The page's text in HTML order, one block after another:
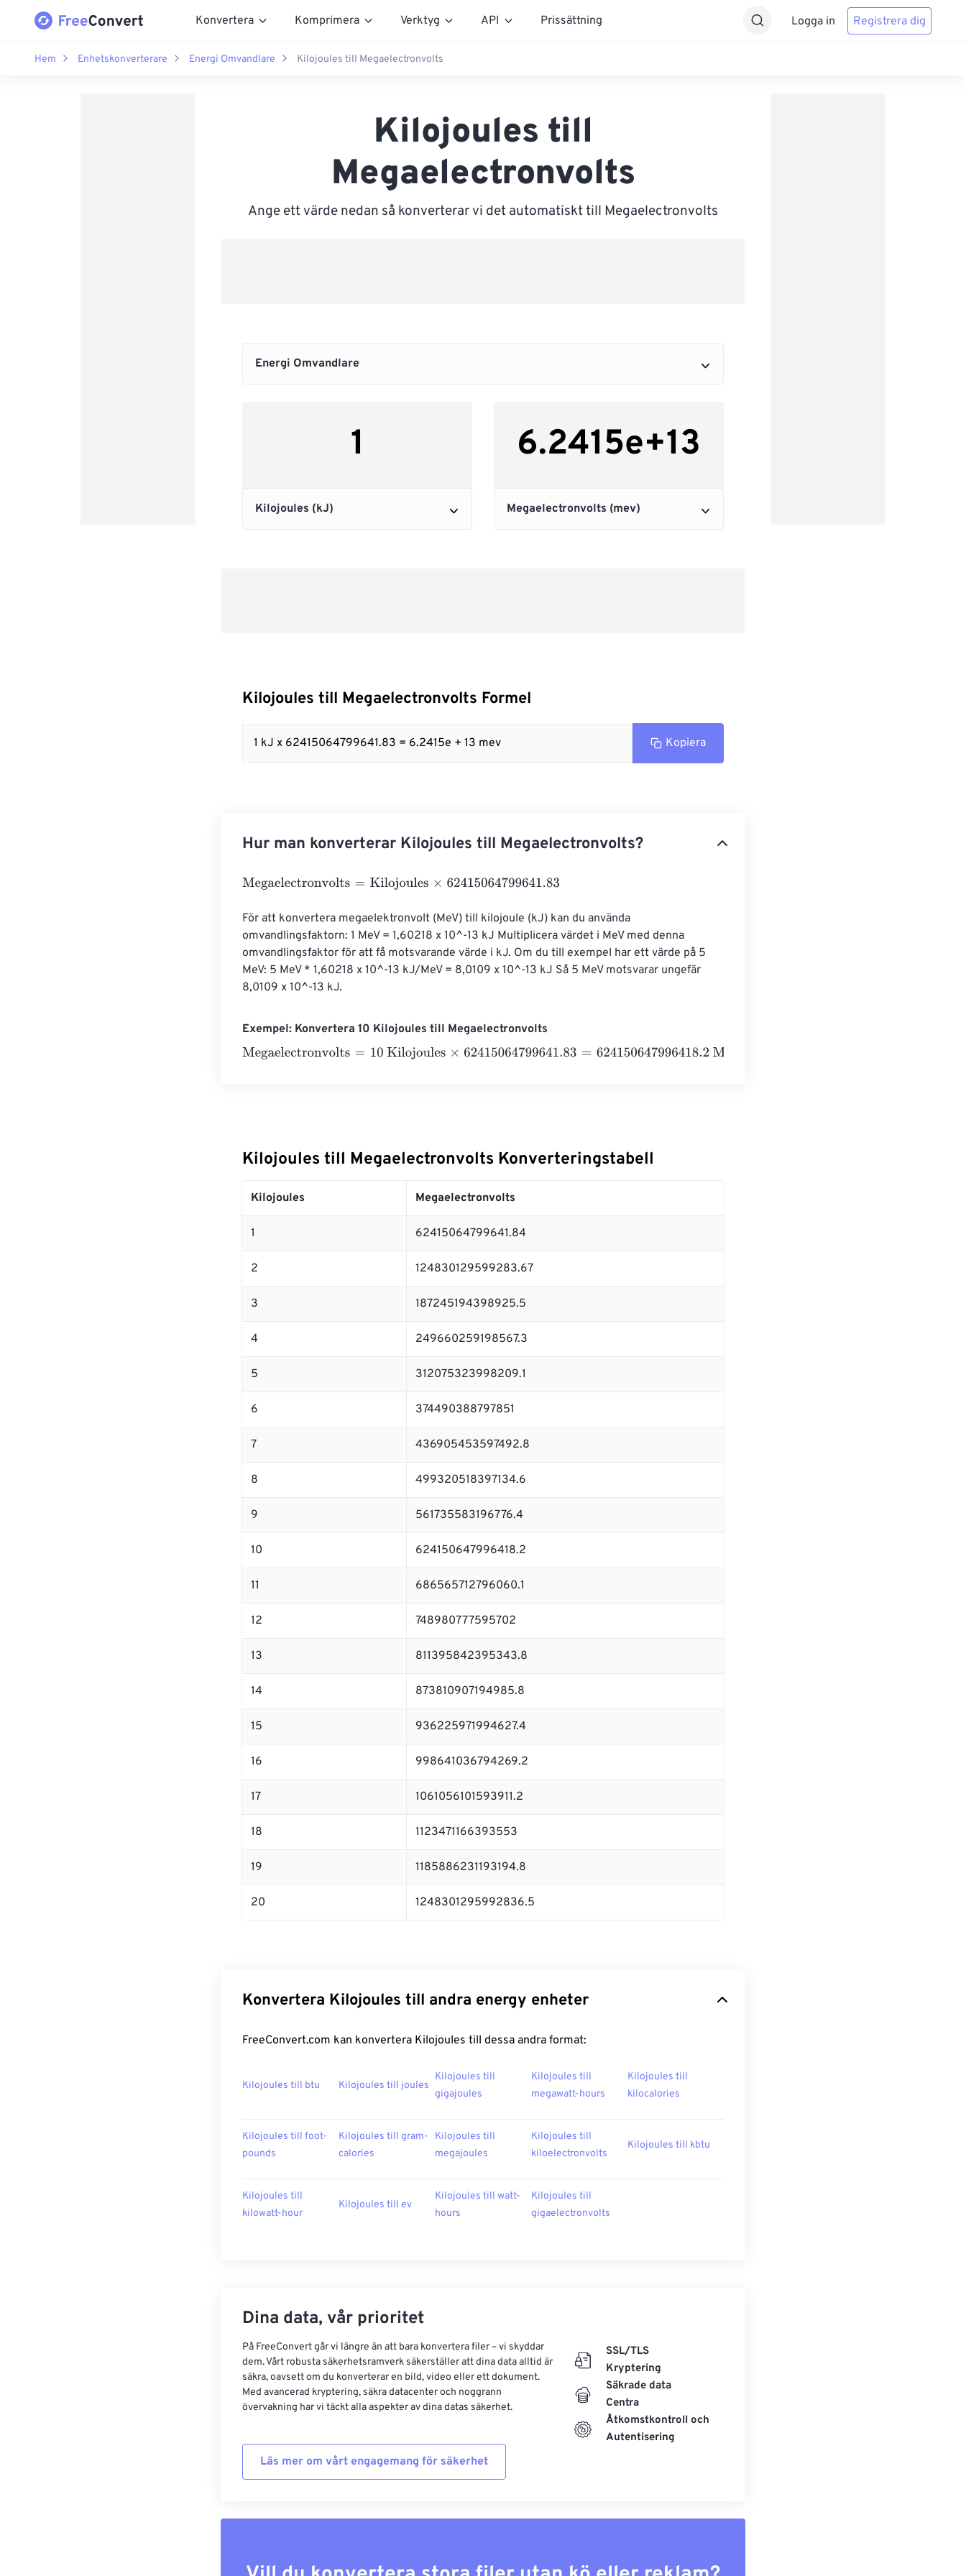
Konvertera Komprimera Verktyg API Prissättning Logga in Registrera dig
Hem Enhetskonverterare Energi Omvandlare Kilojoules till Megaelectronvolts
Kilojoules till
Megaelectronvolts
Ange ett värde nedan så konverterar vi det automatiskt till Megaelectronvolts
Kilojoules till Megaelectronvolts Formel
1 kJ x 62415064799641.83 = 6.2415e + 13 mev Kopiera
Hur man konverterar Kilojoules till Megaelectronvolts?
Megaelectronvolts=Kilojoules×62415064799641.83
För att konvertera megaelektronvolt (MeV) till kilojoule (kJ) kan du använda
omvandlingsfaktorn: 1 MeV = 1,60218 x 10^-13 kJ Multiplicera värdet i MeV med denna
omvandlingsfaktor för att få motsvarande värde i kJ. Om du till exempel har ett värde på 5
MeV: 5 MeV * 1,60218 x 10^-13 kJ/MeV = 8,0109 x 10^-13 kJ Så 5 MeV motsvarar ungefär
8,0109 x 10^-13 kJ.
Exempel: Konvertera 10 Kilojoules till Megaelectronvolts
Megaelectronvolts=10 Kilojoules×62415064799641.83=624150647996418.2 Megaelectronvolts
Kilojoules till Megaelectronvolts Konverteringstabell
Kilojoules Megaelectronvolts
1 62415064799641.84
2 124830129599283.67
3 187245194398925.5
4 249660259198567.3
5 312075323998209.1
6 374490388797851
7 436905453597492.8
8 499320518397134.6
9 561735583196776.4
10 624150647996418.2
11 686565712796060.1
12 748980777595702
13 811395842395343.8
14 873810907194985.8
15 936225971994627.4
16 998641036794269.2
17 1061056101593911.2
18 1123471166393553
19 1185886231193194.8
20 1248301295992836.5
Konvertera Kilojoules till andra energy enheter
FreeConvert.com kan konvertera Kilojoules till dessa andra format:
Kilojoules till btu Kilojoules till joules
Kilojoules till
gigajoules
Kilojoules till
megawatt-hours
Kilojoules till
kilocalories
Kilojoules till foot-
pounds
Kilojoules till gram-
calories
Kilojoules till
megajoules
Kilojoules till
kiloelectronvolts
Kilojoules till kbtu
Kilojoules till
kilowatt-hour
Kilojoules till ev
Kilojoules till watt-
hours
Kilojoules till
gigaelectronvolts
Dina data, vår prioritet
På FreeConvert går vi längre än att bara konvertera filer – vi skyddar
dem. Vårt robusta säkerhetsramverk säkerställer att dina data alltid är
säkra, oavsett om du konverterar en bild, video eller ett dokument.
Med avancerad kryptering, säkra datacenter och noggrann
övervakning har vi täckt alla aspekter av dina datas säkerhet.
Läs mer om vårt engagemang för säkerhet
SSL/TLS
Kryptering
Säkrade data
Centra
Åtkomstkontroll och
Autentisering